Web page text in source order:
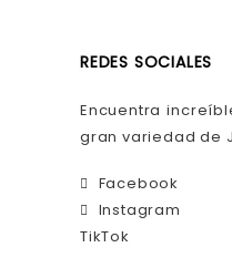
REDES SOCIALES
Encuentra
gran variedad de
Facebook
Instagram
TikTok